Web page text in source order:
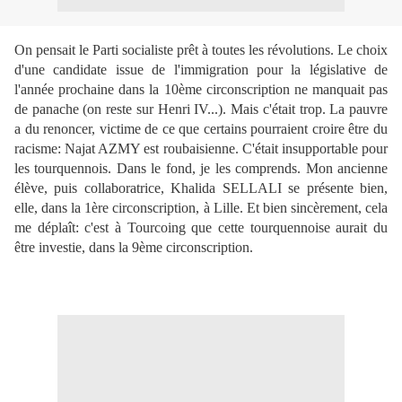
On pensait le Parti socialiste prêt à toutes les révolutions. Le choix
d'une candidate issue de l'immigration pour la législative de
l'année prochaine dans la 10ème circonscription ne manquait pas
de panache (on reste sur Henri IV...). Mais c'était trop. La pauvre
a du renoncer, victime de ce que certains pourraient croire être du
racisme: Najat AZMY est roubaisienne. C'était insupportable pour
les tourquennois. Dans le fond, je les comprends. Mon ancienne
élève, puis collaboratrice, Khalida SELLALI se présente bien,
elle, dans la 1ère circonscription, à Lille. Et bien sincèrement, cela
me déplaît: c'est à Tourcoing que cette tourquennoise aurait du
être investie, dans la 9ème circonscription.